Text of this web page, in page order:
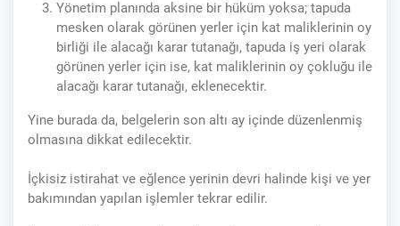
Yönetim planında aksine bir hüküm yoksa; tapuda
mesken olarak görünen yerler için kat maliklerinin oy
birliği ile alacağı karar tutanağı, tapuda iş yeri olarak
görünen yerler için ise, kat maliklerinin oy çokluğu ile
alacağı karar tutanağı, eklenecektir.
Yine burada da, belgelerin son altı ay içinde düzenlenmiş
olmasına dikkat edilecektir.
İçkisiz istirahat ve eğlence yerinin devri halinde kişi ve yer
bakımından yapılan işlemler tekrar edilir.